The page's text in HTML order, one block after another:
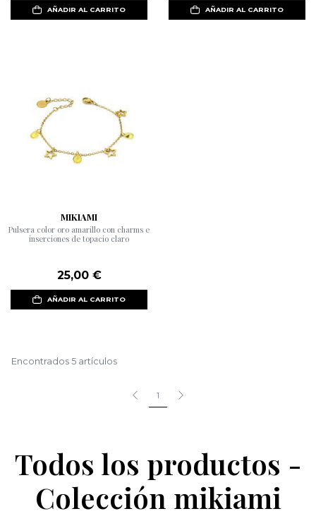
AÑADIR AL CARRITO AÑADIR AL CARRITO
MIKIAMI
Pulsera color oro amarillo con charms e
inserciones de topacio claro
25,00 €
AÑADIR AL CARRITO
Encontrados 5 artículos
1
Todos los productos -
Colección mikiami